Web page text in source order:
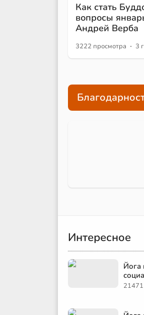
Как стать
вопросы
Андрей Верба
3222 просмотра · 3
Интересное
Йога